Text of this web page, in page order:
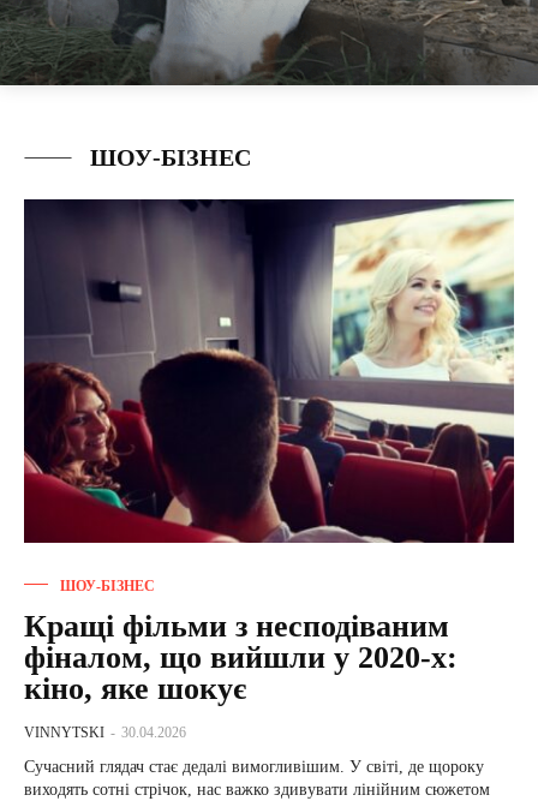
ШОУ-БІЗНЕС
ШОУ-БІЗНЕС
Кращі фільми з несподіваним
фіналом, що вийшли у 2020-х:
кіно, яке шокує
VINNYTSKI - 30.04.2026
Сучасний глядач стає дедалі вимогливішим. У світі, де щороку
виходять сотні стрічок, нас важко здивувати лінійним сюжетом